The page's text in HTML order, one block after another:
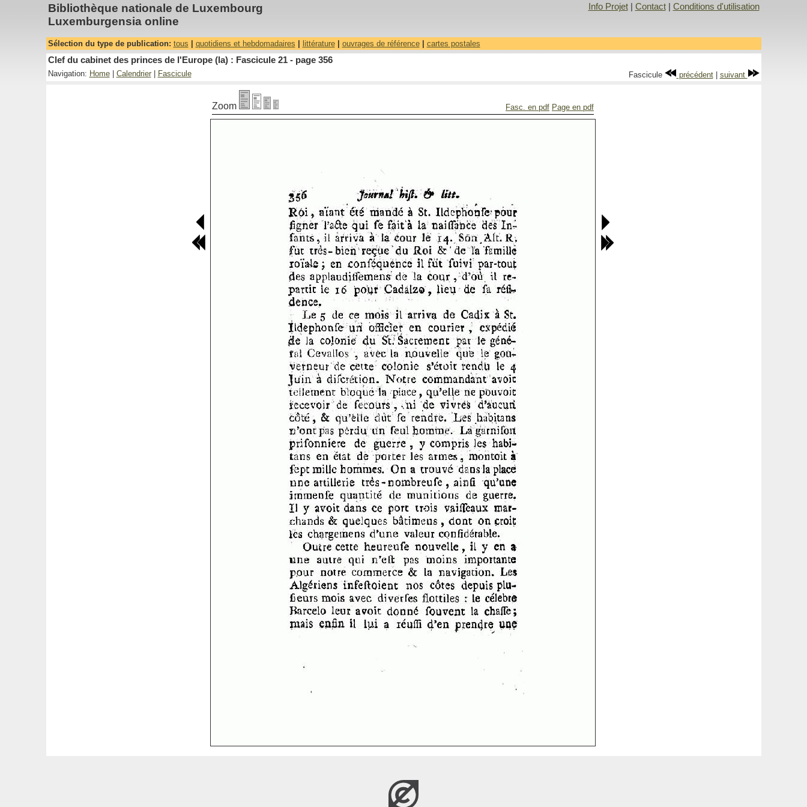
Bibliothèque nationale de Luxembourg
Luxemburgensia online
Info Projet| Contact| Conditions d'utilisation
Sélection du type de publication: tous quotidiens et hebdomadaires littérature| ouvrages de référence| cartes postales
Clef du cabinet des princes de l'Europe (la) : Fascicule 21 - page 356
Navigation: Home| Calendrier| Fascicule Fascicule précédent| suivant
Zoom Fasc. en pdf Page en pdf